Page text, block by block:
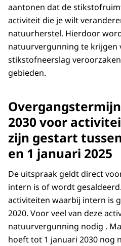
aantonen dat de
activiteit die je wilt
natuurherstel. Hierdoor
natuurvergunning te krijgen
stikstofneerslag
gebieden.
2030 voor
zijn gestart
en 1 januari 2025
De uitspraak geldt direct
intern is of wordt
activiteiten waarbij intern is
2020. Voor veel van deze
natuurvergunning nodig .
hoeft tot 1 januari 2030 nog